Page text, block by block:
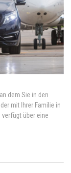
dem Sie in den
mit Ihrer Familie in
über eine